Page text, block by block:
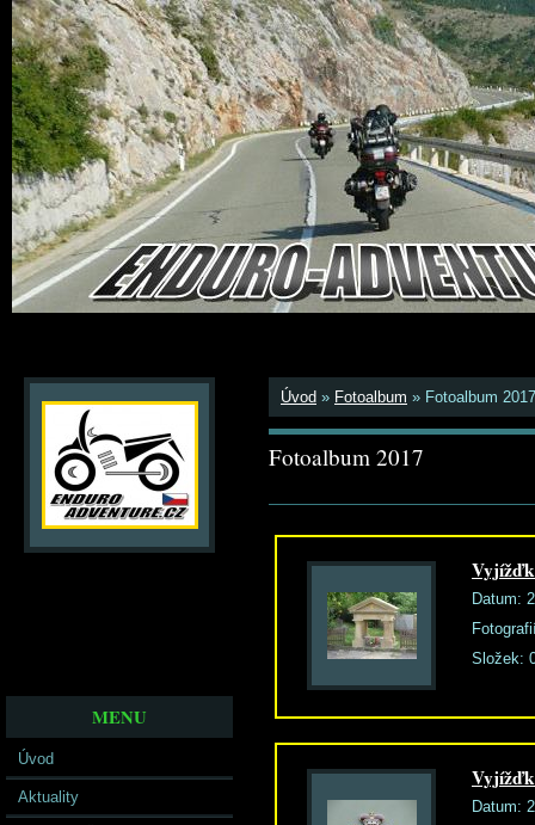
MENU
Úvod
Aktuality
Úvod » Fotoalbum » Fotoalbum 2017
Fotoalbum 2017
Datum:
Složek:
Datum: